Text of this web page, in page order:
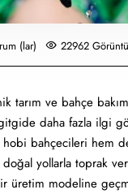
(lar) 22962
tarım ve bahçe
daha fazla ilgi
bahçecileri hem
yollarla toprak
üretim modeline